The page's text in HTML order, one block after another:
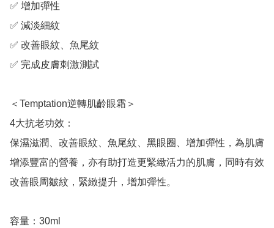
✅ 增加彈性
✅ 減淡細紋
✅ 改善眼紋、魚尾紋
✅ 完成皮膚刺激測試
＜Temptation逆轉肌齡眼霜＞
4大抗老功效：
保濕滋潤、改善眼紋、魚尾紋、黑眼圈、增加彈性，為肌膚
增添豐富的營養，亦有助打造更緊緻活力的肌膚，同時有效
改善眼周皺紋，緊緻提升，增加彈性。
容量：30ml